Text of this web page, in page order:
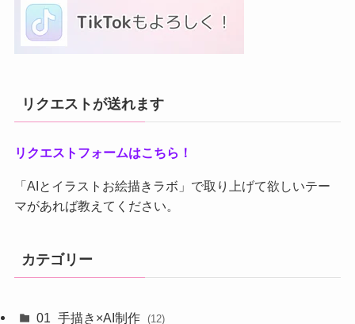
リクエストが送れます
リクエストフォームはこちら！
「AIとイラストお絵描きラボ」で取り上げて欲しいテー
マがあれば教えてください。
カテゴリー
01_手描き×AI制作 (12)